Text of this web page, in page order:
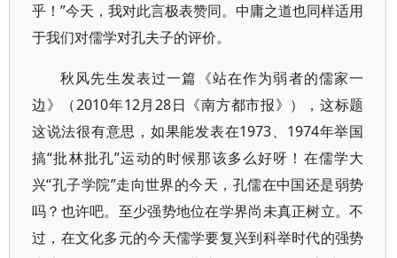
乎！”今天，我对此言极表赞同。中庸之道也同样适用
于我们对儒学对孔夫子的评价。
秋风先生发表过一篇《站在作为弱者的儒家一
边》（2010年12月28日《南方都市报》），这标题
这说法很有意思，如果能发表在1973、1974年举国
搞“批林批孔”运动的时候那该多么好呀！在儒学大
兴“孔子学院”走向世界的今天，孔儒在中国还是弱势
吗？也许吧。至少强势地位在学界尚未真正树立。不
过，在文化多元的今天儒学要复兴到科举时代的强势